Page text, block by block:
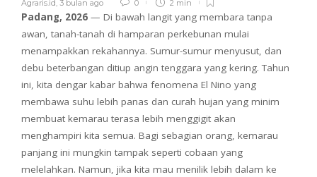
Agraris.id, 3 bulan ago 0 2 min
Padang, 2026 — Di bawah langit yang membara tanpa
awan, tanah-tanah di hamparan perkebunan mulai
menampakkan rekahannya. Sumur-sumur menyusut, dan
debu beterbangan ditiup angin tenggara yang kering. Tahun
ini, kita dengar kabar bahwa fenomena El Nino yang
membawa suhu lebih panas dan curah hujan yang minim
membuat kemarau terasa lebih menggigit akan
menghampiri kita semua. Bagi sebagian orang, kemarau
panjang ini mungkin tampak seperti cobaan yang
melelahkan. Namun, jika kita mau menilik lebih dalam ke